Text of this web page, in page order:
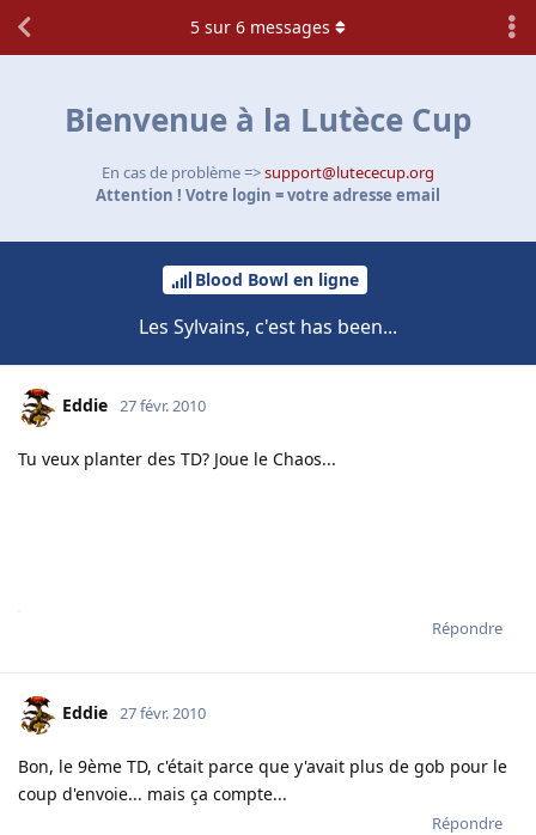
Bienvenue à la Lutèce Cup
En cas de problème =>support@lutececup.org
Attention ! Votre login = votre adresse email
Blood Bowl en ligne
Les Sylvains, c'est has been...
5 sur 6 messages
Eddie 27 févr. 2010
Tu veux planter des TD? Joue le Chaos...
Répondre
Eddie 27 févr. 2010
Bon, le 9ème TD, c'était parce que y'avait plus de gob pour le
coup d'envoie... mais ça compte...
Répondre